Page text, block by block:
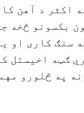
اکثر د آهن
بکسونو څخه
سنګ کاری او
ګټه اخیستل
په څلورو